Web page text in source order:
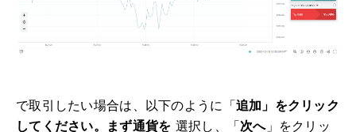
で取引したい場合は、 以下のように 「追加」をクリック
してください。まず通貨を 選択し 、「次へ」をクリッ